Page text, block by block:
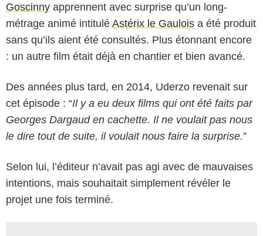
Goscinny apprennent avec surprise qu’un long-
métrage animé intitulé Astérix le Gaulois a été produit
sans qu’ils aient été consultés. Plus étonnant encore
: un autre film était déjà en chantier et bien avancé.
Des années plus tard, en 2014, Uderzo revenait sur
cet épisode : “Il y a eu deux films qui ont été faits par
Georges Dargaud en cachette. Il ne voulait pas nous
le dire tout de suite, il voulait nous faire la surprise.”
Selon lui, l’éditeur n’avait pas agi avec de mauvaises
intentions, mais souhaitait simplement révéler le
projet une fois terminé.